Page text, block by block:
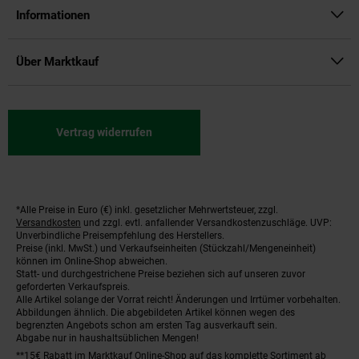
Informationen
Über Marktkauf
Vertrag widerrufen
Fußnoten
*Alle Preise in Euro (€) inkl. gesetzlicher Mehrwertsteuer, zzgl.
Versandkosten und zzgl. evtl. anfallender Versandkostenzuschläge. UVP:
Unverbindliche Preisempfehlung des Herstellers.
Preise (inkl. MwSt.) und Verkaufseinheiten (Stückzahl/Mengeneinheit)
können im Online-Shop abweichen.
Statt- und durchgestrichene Preise beziehen sich auf unseren zuvor
geforderten Verkaufspreis.
Alle Artikel solange der Vorrat reicht! Änderungen und Irrtümer vorbehalten.
Abbildungen ähnlich. Die abgebildeten Artikel können wegen des
begrenzten Angebots schon am ersten Tag ausverkauft sein.
Abgabe nur in haushaltsüblichen Mengen!
**15€ Rabatt im Marktkauf Online-Shop auf das komplette Sortiment ab